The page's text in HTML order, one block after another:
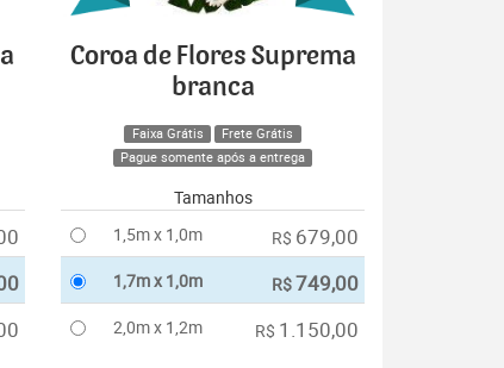
Coroa de Flores Suprema
branca
Faixa Grátis
Frete Grátis
Pague somente após a entrega
Tamanhos
1,5m x 1,0m
R$ 679,00
1,7m x 1,0m R$749,00
2,0m x 1,2m R$ 1.150,00